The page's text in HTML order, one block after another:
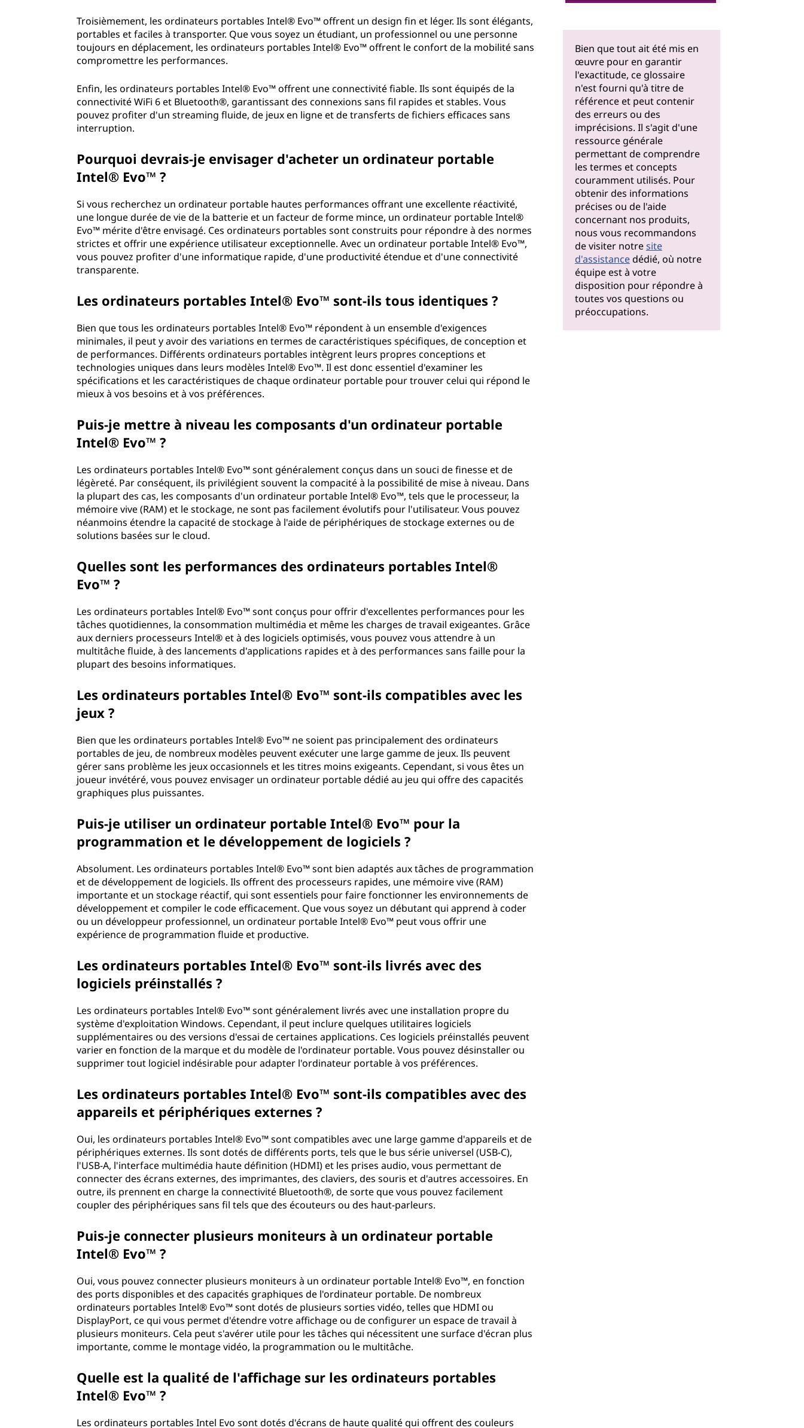
Troisièmement, les ordinateurs portables Intel® Evo™ offrent un design fin et léger. Ils sont élégants,
portables et faciles à transporter. Que vous soyez un étudiant, un professionnel ou une personne
toujours en déplacement, les ordinateurs portables Intel® Evo™ offrent le confort de la mobilité sans
compromettre les performances.
Enfin, les ordinateurs portables Intel® Evo™ offrent une connectivité fiable. Ils sont équipés de la
connectivité WiFi 6 et Bluetooth®, garantissant des connexions sans fil rapides et stables. Vous
pouvez profiter d'un streaming fluide, de jeux en ligne et de transferts de fichiers efficaces sans
interruption.
Pourquoi devrais-je envisager d'acheter un ordinateur portable
Intel® Evo™ ?
Si vous recherchez un ordinateur portable hautes performances offrant une excellente réactivité,
une longue durée de vie de la batterie et un facteur de forme mince, un ordinateur portable Intel®
Evo™ mérite d'être envisagé. Ces ordinateurs portables sont construits pour répondre à des normes
strictes et offrir une expérience utilisateur exceptionnelle. Avec un ordinateur portable Intel® Evo™,
vous pouvez profiter d'une informatique rapide, d'une productivité étendue et d'une connectivité
transparente.
Les ordinateurs portables Intel® Evo™ sont-ils tous identiques ?
Bien que tous les ordinateurs portables Intel® Evo™ répondent à un ensemble d'exigences
minimales, il peut y avoir des variations en termes de caractéristiques spécifiques, de conception et
de performances. Différents ordinateurs portables intègrent leurs propres conceptions et
technologies uniques dans leurs modèles Intel® Evo™. Il est donc essentiel d'examiner les
spécifications et les caractéristiques de chaque ordinateur portable pour trouver celui qui répond le
mieux à vos besoins et à vos préférences.
Puis-je mettre à niveau les composants d'un ordinateur portable
Intel® Evo™ ?
Les ordinateurs portables Intel® Evo™ sont généralement conçus dans un souci de finesse et de
légèreté. Par conséquent, ils privilégient souvent la compacité à la possibilité de mise à niveau. Dans
la plupart des cas, les composants d'un ordinateur portable Intel® Evo™, tels que le processeur, la
mémoire vive (RAM) et le stockage, ne sont pas facilement évolutifs pour l'utilisateur. Vous pouvez
néanmoins étendre la capacité de stockage à l'aide de périphériques de stockage externes ou de
solutions basées sur le cloud.
Quelles sont les performances des ordinateurs portables Intel®
Evo™ ?
Les ordinateurs portables Intel® Evo™ sont conçus pour offrir d'excellentes performances pour les
tâches quotidiennes, la consommation multimédia et même les charges de travail exigeantes. Grâce
aux derniers processeurs Intel® et à des logiciels optimisés, vous pouvez vous attendre à un
multitâche fluide, à des lancements d'applications rapides et à des performances sans faille pour la
plupart des besoins informatiques.
Les ordinateurs portables Intel® Evo™ sont-ils compatibles avec les
jeux ?
Bien que les ordinateurs portables Intel® Evo™ ne soient pas principalement des ordinateurs
portables de jeu, de nombreux modèles peuvent exécuter une large gamme de jeux. Ils peuvent
gérer sans problème les jeux occasionnels et les titres moins exigeants. Cependant, si vous êtes un
joueur invétéré, vous pouvez envisager un ordinateur portable dédié au jeu qui offre des capacités
graphiques plus puissantes.
Puis-je utiliser un ordinateur portable Intel® Evo™ pour la
programmation et le développement de logiciels ?
Absolument. Les ordinateurs portables Intel® Evo™ sont bien adaptés aux tâches de programmation
et de développement de logiciels. Ils offrent des processeurs rapides, une mémoire vive (RAM)
importante et un stockage réactif, qui sont essentiels pour faire fonctionner les environnements de
développement et compiler le code efficacement. Que vous soyez un débutant qui apprend à coder
ou un développeur professionnel, un ordinateur portable Intel® Evo™ peut vous offrir une
expérience de programmation fluide et productive.
Les ordinateurs portables Intel® Evo™ sont-ils livrés avec des
logiciels préinstallés ?
Les ordinateurs portables Intel® Evo™ sont généralement livrés avec une installation propre du
système d'exploitation Windows. Cependant, il peut inclure quelques utilitaires logiciels
supplémentaires ou des versions d'essai de certaines applications. Ces logiciels préinstallés peuvent
varier en fonction de la marque et du modèle de l'ordinateur portable. Vous pouvez désinstaller ou
supprimer tout logiciel indésirable pour adapter l'ordinateur portable à vos préférences.
Les ordinateurs portables Intel® Evo™ sont-ils compatibles avec des
appareils et périphériques externes ?
Oui, les ordinateurs portables Intel® Evo™ sont compatibles avec une large gamme d'appareils et de
périphériques externes. Ils sont dotés de différents ports, tels que le bus série universel (USB-C),
l'USB-A, l'interface multimédia haute définition (HDMI) et les prises audio, vous permettant de
connecter des écrans externes, des imprimantes, des claviers, des souris et d'autres accessoires. En
outre, ils prennent en charge la connectivité Bluetooth®, de sorte que vous pouvez facilement
coupler des périphériques sans fil tels que des écouteurs ou des haut-parleurs.
Puis-je connecter plusieurs moniteurs à un ordinateur portable
Intel® Evo™ ?
Oui, vous pouvez connecter plusieurs moniteurs à un ordinateur portable Intel® Evo™, en fonction
des ports disponibles et des capacités graphiques de l'ordinateur portable. De nombreux
ordinateurs portables Intel® Evo™ sont dotés de plusieurs sorties vidéo, telles que HDMI ou
DisplayPort, ce qui vous permet d'étendre votre affichage ou de configurer un espace de travail à
plusieurs moniteurs. Cela peut s'avérer utile pour les tâches qui nécessitent une surface d'écran plus
importante, comme le montage vidéo, la programmation ou le multitâche.
Quelle est la qualité de l'affichage sur les ordinateurs portables
Intel® Evo™ ?
Les ordinateurs portables Intel Evo sont dotés d'écrans de haute qualité qui offrent des couleurs
Bien que tout ait été mis en
œuvre pour en garantir
l'exactitude, ce glossaire
n'est fourni qu'à titre de
référence et peut contenir
des erreurs ou des
imprécisions. Il s'agit d'une
ressource générale
permettant de comprendre
les termes et concepts
couramment utilisés. Pour
obtenir des informations
précises ou de l'aide
concernant nos produits,
nous vous recommandons
de visiter notresite
d'assistancedédié, où notre
équipe est à votre
disposition pour répondre à
toutes vos questions ou
préoccupations.